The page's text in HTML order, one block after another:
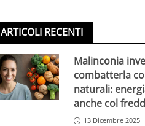
ARTICOLI RECENTI
Malinconia
combatterla
naturali:
anche col
13 Dicembre 2025